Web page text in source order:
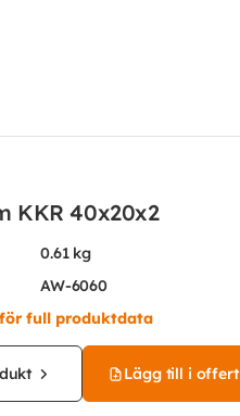
KKR 40x20x2
0.61 kg
AW-6060
full produktdata
Lägg till i offert